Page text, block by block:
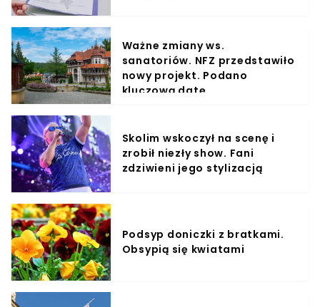
Ważne zmiany ws.
sanatoriów. NFZ przedstawiło
nowy projekt. Podano
kluczową datę
Skolim wskoczył na scenę i
zrobił niezły show. Fani
zdziwieni jego stylizacją
Podsyp doniczki z bratkami.
Obsypią się kwiatami